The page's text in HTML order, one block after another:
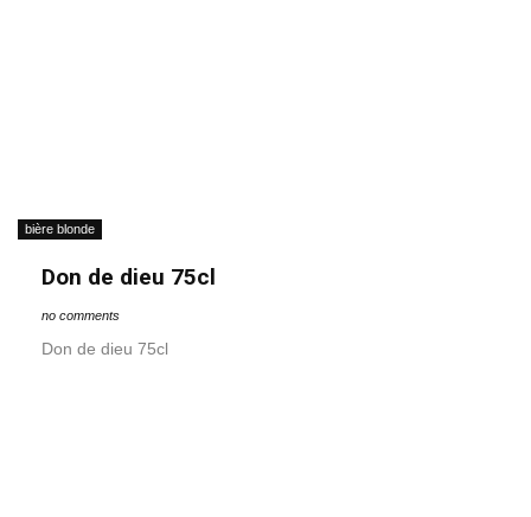
bière blonde
Don de dieu 75cl
no comments
Don de dieu 75cl